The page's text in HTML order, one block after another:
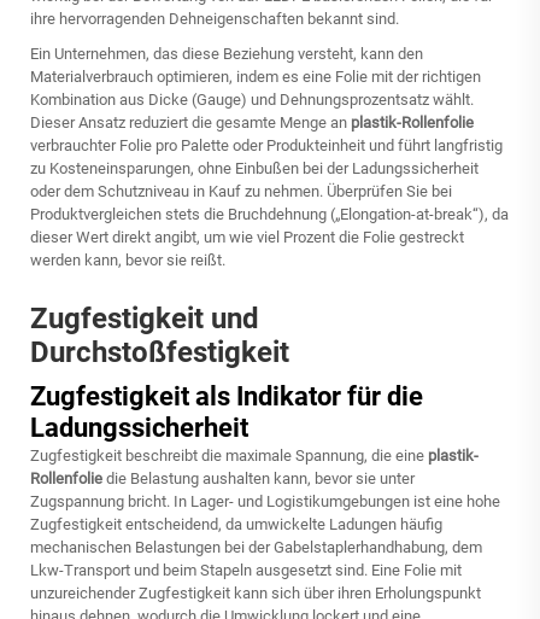
ihre hervorragenden Dehneigenschaften bekannt sind.
Ein Unternehmen, das diese Beziehung versteht, kann den
Materialverbrauch optimieren, indem es eine Folie mit der richtigen
Kombination aus Dicke (Gauge) und Dehnungsprozentsatz wählt.
Dieser Ansatz reduziert die gesamte Menge an plastik-Rollenfolie
verbrauchter Folie pro Palette oder Produkteinheit und führt langfristig
zu Kosteneinsparungen, ohne Einbußen bei der Ladungssicherheit
oder dem Schutzniveau in Kauf zu nehmen. Überprüfen Sie bei
Produktvergleichen stets die Bruchdehnung („Elongation-at-break“), da
dieser Wert direkt angibt, um wie viel Prozent die Folie gestreckt
werden kann, bevor sie reißt.
Zugfestigkeit und
Durchstoßfestigkeit
Zugfestigkeit als Indikator für die
Ladungssicherheit
Zugfestigkeit beschreibt die maximale Spannung, die eine plastik-
Rollenfolie die Belastung aushalten kann, bevor sie unter
Zugspannung bricht. In Lager- und Logistikumgebungen ist eine hohe
Zugfestigkeit entscheidend, da umwickelte Ladungen häufig
mechanischen Belastungen bei der Gabelstaplerhandhabung, dem
Lkw-Transport und beim Stapeln ausgesetzt sind. Eine Folie mit
unzureichender Zugfestigkeit kann sich über ihren Erholungspunkt